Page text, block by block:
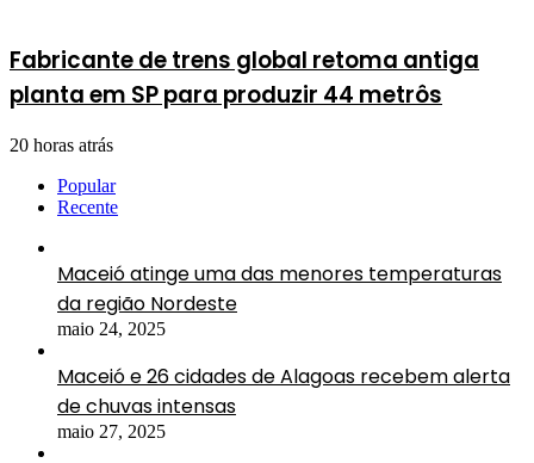
Fabricante de trens global retoma antiga
planta em SP para produzir 44 metrôs
20 horas atrás
Popular
Recente
Maceió atinge uma das menores temperaturas
da região Nordeste
maio 24, 2025
Maceió e 26 cidades de Alagoas recebem alerta
de chuvas intensas
maio 27, 2025